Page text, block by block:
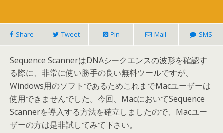
Share Tweet Pin Mail SMS
Sequence ScannerはDNAシークエンスの波形を確認す
る際に、非常に使い勝手の良い無料ツールですが、
Windows用のソフトであるためこれまでMacユーザーは
使用できませんでした。今回、MacにおいてSequence
Scannerを導入する方法を確立しましたので、Macユー
ザーの方は是非試してみて下さい。